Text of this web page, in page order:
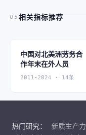
05 相关指标推荐
中国对北美洲劳务合
作年末在外人员
2011-2024 · 14条
热门研究： 新质生产力